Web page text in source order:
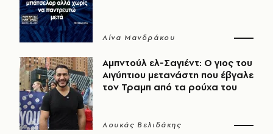
Λίνα Μανδράκου
Αμπντούλ ελ-Σαγιέντ: Ο γιος του
Αιγύπτιου μετανάστη που έβγαλε
τον Τραμπ από τα ρούχα του
Λουκάς Βελιδάκης